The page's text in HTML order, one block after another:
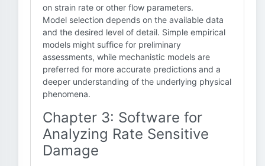
on strain rate or other flow parameters.
Model selection depends on the available data
and the desired level of detail. Simple empirical
models might suffice for preliminary
assessments, while mechanistic models are
preferred for more accurate predictions and a
deeper understanding of the underlying physical
phenomena.
Chapter 3: Software for
Analyzing Rate Sensitive
Damage